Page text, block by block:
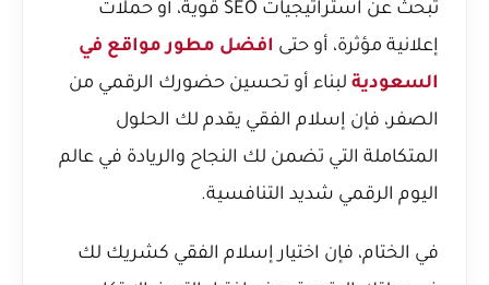
تبحث عن استراتيجيات SEO قوية، أو حملات
إعلانية مؤثرة، أو حتى افضل مطور مواقع في
السعودية لبناء أو تحسين حضورك الرقمي من
الصفر، فإن إسلام الفقي يقدم لك الحلول
المتكاملة التي تضمن لك النجاح والريادة في عالم
اليوم الرقمي شديد التنافسية.
في الختام، فإن اختيار إسلام الفقي كشريك لك